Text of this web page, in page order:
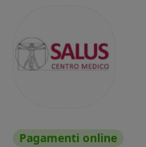
Pagamenti online